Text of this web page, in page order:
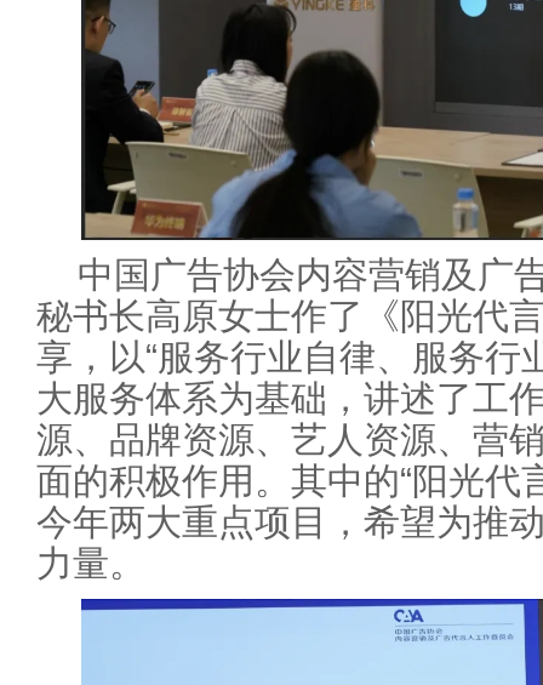
中国广告协会内容营销及广
秘书长高原女士作了《阳光代
享，以“服务行业自律、服务行
大服务体系为基础，讲述了工
源、品牌资源、艺人资源、营
面的积极作用。其中的“阳光代
今年两大重点项目，希望为推
力量。